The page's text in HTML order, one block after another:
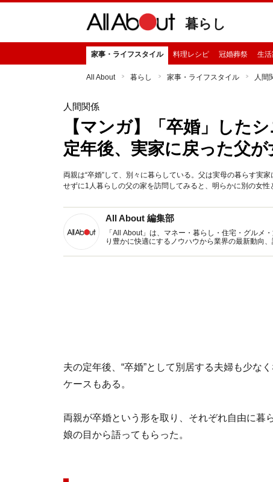
暮らし
家事・ライフスタイル 料理レシピ 冠婚葬祭 生
All About 暮らし 家事・ライフスタイル 人間
人間関係
【マンガ】「卒婚」した
定年後、実家に戻った父
両親は“卒婚”して、別々に暮らしている。父は実母の暮らす実
せずに1人暮らしの父の家を訪問してみると、明らかに別の女
All About 編集部
「All About」は、マネー・暮らし・住宅・グルメ
り豊かに快適にするノウハウから業界の最新動向
夫の定年後、“卒婚”として別居する夫婦も少な
ケースもある。
両親が卒婚という形を取り、それぞれ自由に
娘の目から語ってもらった。